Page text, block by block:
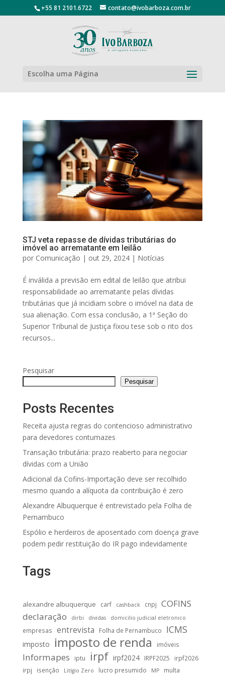
+55 81 2101.6722 contato@ivobarboza.com.br
Escolha uma Página
STJ veta repasse de dívidas tributárias do
imóvel ao arrematante em leilão
por Comunicação | out 29, 2024| Notícias
É inválida a previsão em edital de leilão que atribui
responsabilidade ao arrematante pelas dívidas
tributárias que já incidiam sobre o imóvel na data de
sua alienação. Com essa conclusão, a 1ª Seção do
Superior Tribunal de Justiça fixou tese sob o rito dos
recursos...
Pesquisar
Pesquisar
Posts Recentes
Receita ajusta regras do contencioso administrativo
para devedores contumazes
Transação tributária: prazo reaberto para negociar
dívidas com a União
Adicional da Cofins-Importação deve ser recolhido
mesmo quando a alíquota da contribuição é zero
Alexandre Albuquerque é entrevistado pela Folha de
Pernambuco
Espólio e herdeiros de aposentado com doença grave
podem pedir restituição do IR pago indevidamente
Tags
alexandre albuquerque carf cashback cnpj
COFINS
declaração
dirbi dividas domicilio judicial eletronico
empresas entrevista Folha de Pernambuco ICMS
imposto imposto de renda imóveis
Informapes iptu irpf irpf2024 IRPF2025
irpf2026
irpj
isenção Litígio Zero lucro presumido MP multa